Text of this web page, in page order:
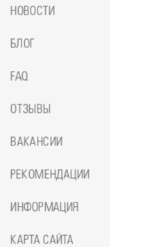
НОВОСТИ
БЛОГ
FAQ
ОТЗЫВЫ
ВАКАНСИИ
РЕКОМЕНДАЦИИ
ИНФОРМАЦИЯ
КАРТА САЙТА